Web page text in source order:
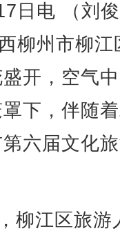
电 （刘
柳州市柳江
开，空气
下，伴随
六届文化
江区旅游